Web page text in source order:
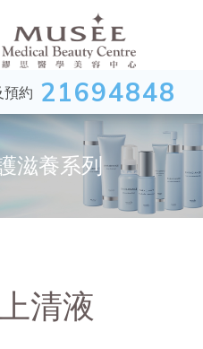
預約 21694848
滋養系列
清液